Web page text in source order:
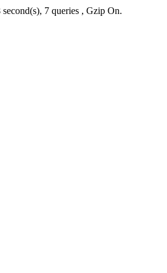
7 queries , Gzip On.